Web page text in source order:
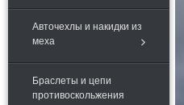
Авточехлы и накидки из
меха
Браслеты и цепи
противоскольжения